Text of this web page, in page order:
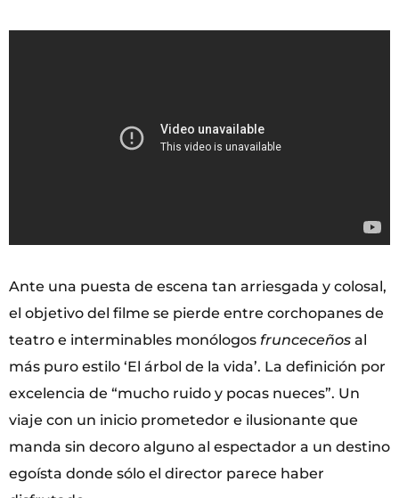
Ante una puesta de escena tan arriesgada y colosal,
el objetivo del filme se pierde entre corchopanes de
teatro e interminables monólogos frunceceños al
más puro estilo ‘El árbol de la vida’. La definición por
excelencia de “mucho ruido y pocas nueces”. Un
viaje con un inicio prometedor e ilusionante que
manda sin decoro alguno al espectador a un destino
egoísta donde sólo el director parece haber